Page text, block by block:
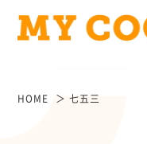
HOME 七五三